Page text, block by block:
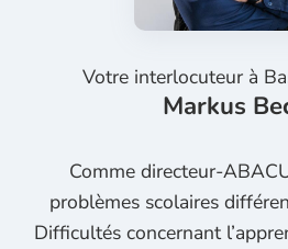
Votre interlocuteur à
Markus
Comme directeur-
problèmes scolaires
Difficultés concernant